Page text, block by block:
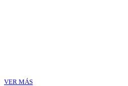
VER MÁS